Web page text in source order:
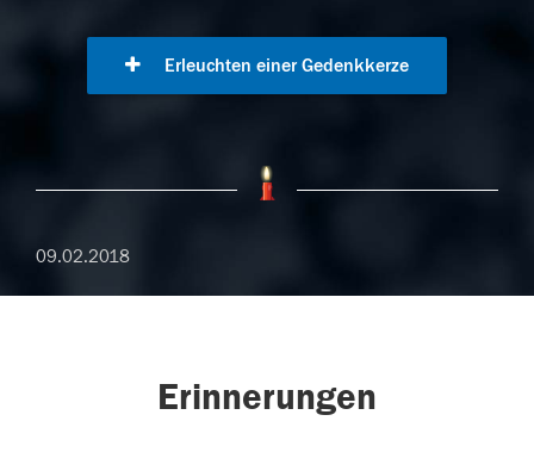
Erleuchten einer Gedenkkerze
09.02.2018
Erinnerungen